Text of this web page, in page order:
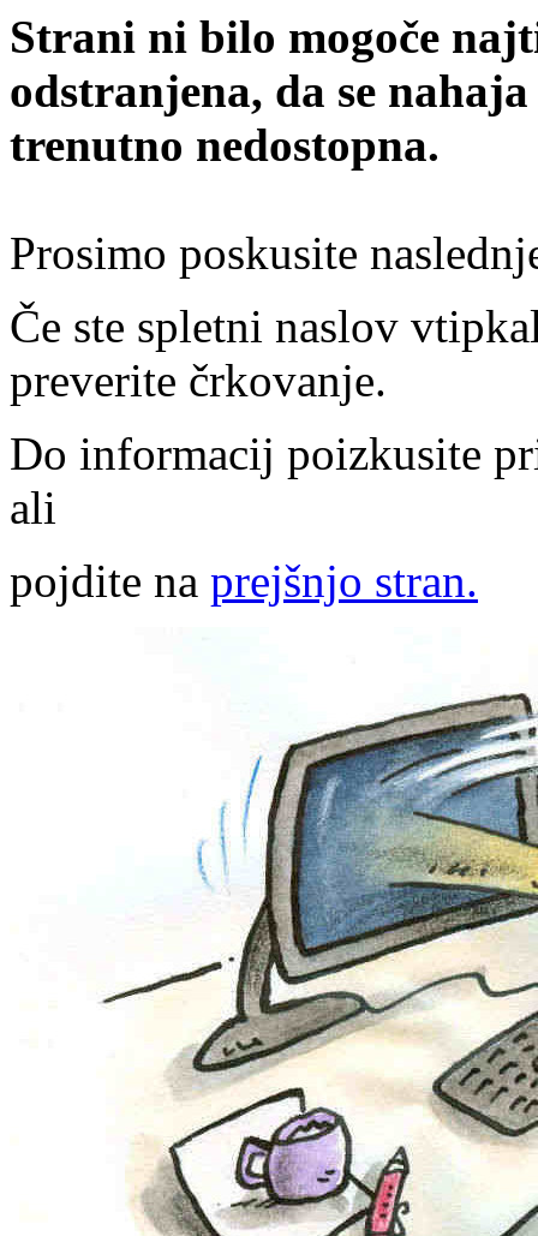
Strani ni bilo mogoče
odstranjena, da se
trenutno nedostopna.
Prosimo poskusite
Če ste spletni naslov
preverite črkovanje.
Do informacij poizkusite
ali
pojdite na prejšnjo stran.